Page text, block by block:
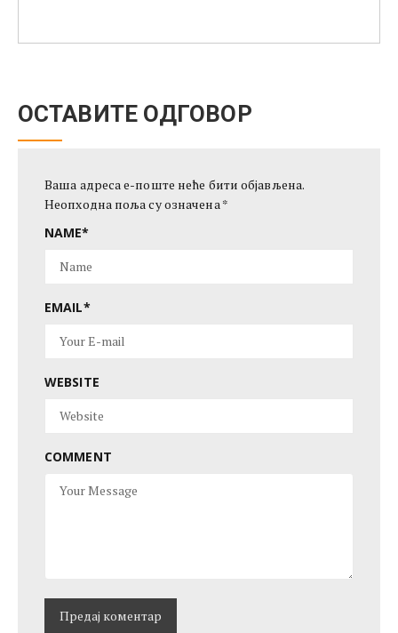
ОСТАВИТЕ ОДГОВОР
Ваша адреса е-поште неће бити објављена.
Неопходна поља су означена *
NAME*
EMAIL*
WEBSITE
COMMENT